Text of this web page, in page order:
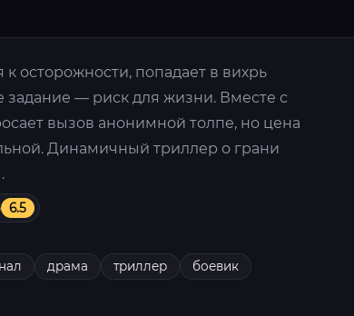
осторожности, попадает в вихрь
задание — риск для жизни. Вместе с
вызов анонимной толпе, но цена
Динамичный триллер о грани
6.5
драма триллер боевик